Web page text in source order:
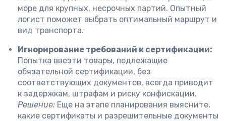
море для крупных, несрочных партий. Опытный
логист поможет выбрать оптимальный маршрут и
вид транспорта.
Игнорирование требований к сертификации:
Попытка ввезти товары, подлежащие
обязательной сертификации, без
соответствующих документов, всегда приводит
к задержкам, штрафам и риску конфискации.
Решение: Еще на этапе планирования выясните,
какие сертификаты и разрешительные документы